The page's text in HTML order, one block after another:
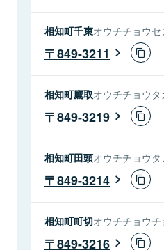
相知町千束オウチチョウセ
849-3211
相知町鷹取オウチチョウタ
849-3219
相知町田頭オウチチョウタ
849-3214
相知町町切オウチチョウチ
849-3216